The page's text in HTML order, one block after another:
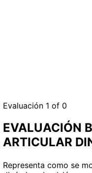
Evaluación 1of 0
EVALUACIÓN
ARTICULAR
Representa como se